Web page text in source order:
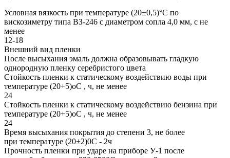
Условная вязкость при температуре (20±0,5)°С по
вискозиметру типа ВЗ-246 с диаметром сопла 4,0 мм, с не
менее
12-18
Внешний вид пленки
После высыхания эмаль должна образовывать гладкую
однородную пленку серебристого цвета
Стойкость пленки к статическому воздействию воды при
температуре (20+5)оС , ч, не менее
24
Стойкость пленки к статическому воздействию бензина при
температуре (20+5)оС , ч, не менее
24
Время высыхания покрытия до степени 3, не более
при температуре (20±2)0С - 2ч
Прочность пленки при ударе на приборе У-1 после